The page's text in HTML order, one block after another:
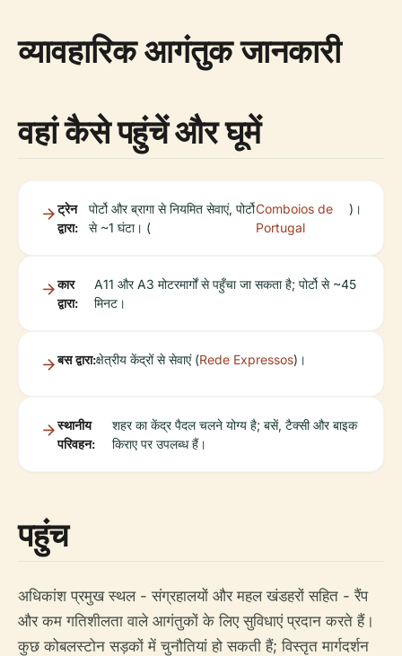
व्यावहारिक आगंतुक जानकारी
वहां कैसे पहुंचें और घूमें
ट्रेन
द्वारा:
पोर्टो और ब्रागा से नियमित सेवाएं, पोर्टो
से ~1 घंटा। (
Comboios de
Portugal
)।
कार
द्वारा:
A11 और A3 मोटरमार्गों से पहुँचा जा सकता है; पोर्टो से ~45
मिनट।
बस द्वारा:क्षेत्रीय केंद्रों से सेवाएं (Rede Expressos)।
स्थानीय
परिवहन:
शहर का केंद्र पैदल चलने योग्य है; बसें, टैक्सी और बाइक
किराए पर उपलब्ध हैं।
पहुंच
अधिकांश प्रमुख स्थल - संग्रहालयों और महल खंडहरों सहित - रैंप
और कम गतिशीलता वाले आगंतुकों के लिए सुविधाएं प्रदान करते हैं।
कुछ कोबलस्टोन सड़कों में चुनौतियां हो सकती हैं; विस्तृत मार्गदर्शन